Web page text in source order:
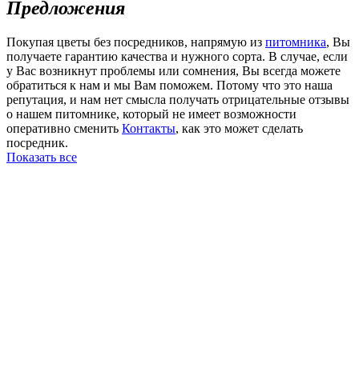
Предложения
Покупая цветы без посредников, напрямую из питомника, Вы
получаете гарантию качества и нужного сорта. В случае, если
у Вас возникнут проблемы или сомнения, Вы всегда можете
обратиться к нам и мы Вам поможем. Потому что это наша
репутация, и нам нет смысла получать отрицательные отзывы
о нашем питомнике, который не имеет возможности
оперативно сменить Контакты, как это может сделать
посредник.
Показать все